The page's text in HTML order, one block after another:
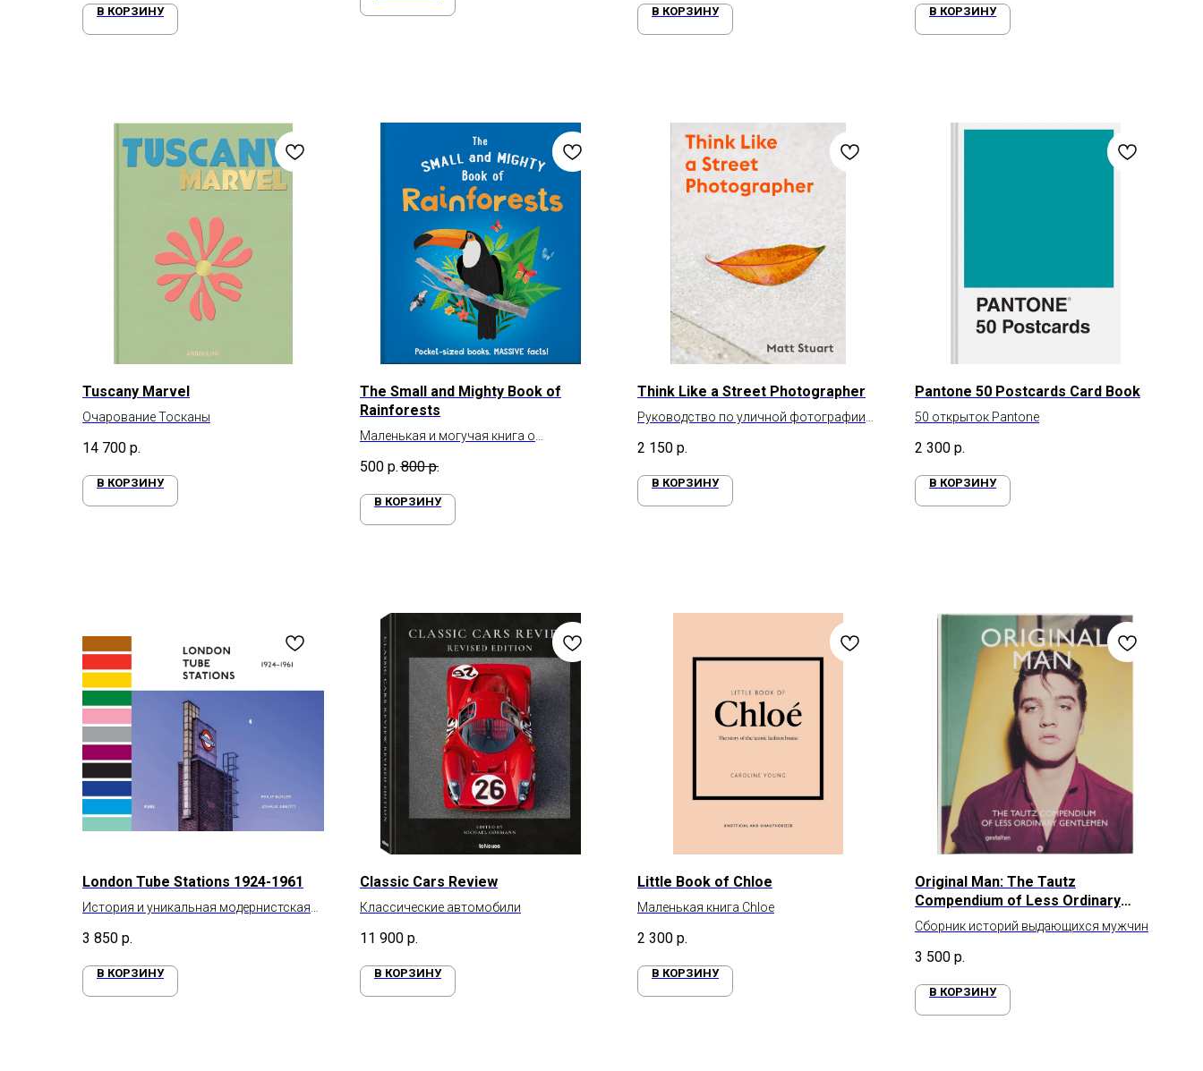
В КОРЗИНУ В КОРЗИНУ В КОРЗИНУ
Tuscany Marvel
Очарование Тосканы
14 700 р.
В КОРЗИНУ
The Small and Mighty Book of
Rainforests
Маленькая и могучая книга о
500 р. 800 р.
В КОРЗИНУ
Think Like a Street Photographer
Руководство по уличной фотографии
2 150 р.
В КОРЗИНУ
Pantone 50 Postcards Card Book
50 открыток Pantone
2 300 р.
В КОРЗИНУ
London Tube Stations 1924-1961
История и уникальная модернистская
метро
3 850 р.
В КОРЗИНУ
Classic Cars Review
Классические автомобили
11 900 р.
В КОРЗИНУ
Little Book of Chloe
Маленькая книга Chloe
2 300 р.
В КОРЗИНУ
Original Man: The Tautz
Compendium of Less Ordinary
Gentlemen
Сборник историй выдающихся мужчин
3 500 р.
В КОРЗИНУ